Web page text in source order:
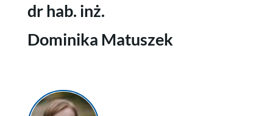
dr hab. inż.
Dominika Matuszek